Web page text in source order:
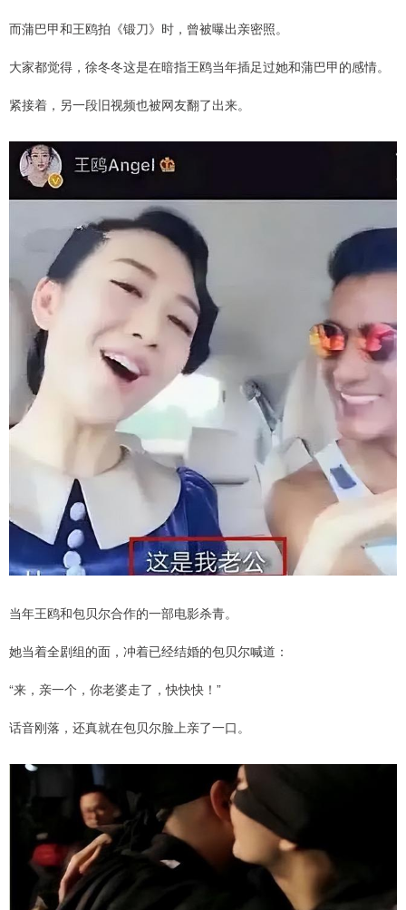
而蒲巴甲和王鸥拍《锻刀》时，曾被曝出亲密照。
大家都觉得，徐冬冬这是在暗指王鸥当年插足过她和蒲巴甲的感情。
紧接着，另一段旧视频也被网友翻了出来。
当年王鸥和包贝尔合作的一部电影杀青。
她当着全剧组的面，冲着已经结婚的包贝尔喊道：
“来，亲一个，你老婆走了，快快快！”
话音刚落，还真就在包贝尔脸上亲了一口。